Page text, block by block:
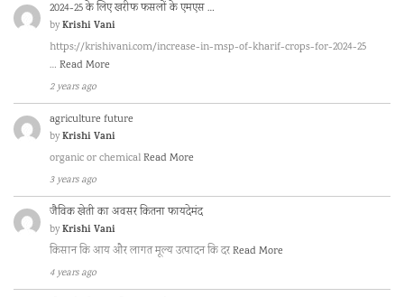
2024-25 के लिए खरीफ फसलों के एमएस …
byKrishi Vani
https://krishivani.com/increase-in-msp-of-kharif-crops-for-2024-25
… Read More
2 years ago
agriculture future
byKrishi Vani
organic or chemicalRead More
3 years ago
जैविक खेती का अवसर कितना फायदेमंद
byKrishi Vani
किसान कि आय और लागत मूल्य उत्पादन कि दरRead More
4 years ago